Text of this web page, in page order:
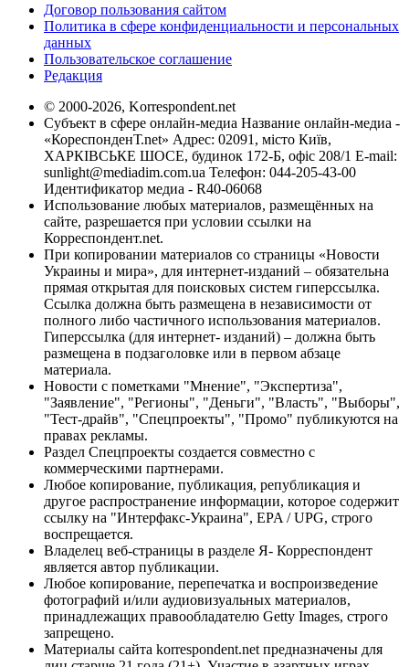
Договор пользования сайтом
Политика в сфере конфиденциальности и персональных
данных
Пользовательское соглашение
Редакция
© 2000-2026, Korrespondent.net
Субъект в сфере онлайн-медиа Название онлайн-медиа -
«КореспонденТ.net» Адрес: 02091, місто Київ,
ХАРКІВСЬКЕ ШОСЕ, будинок 172-Б, офіс 208/1 E-mail:
sunlight@mediadim.com.ua Телефон: 044-205-43-00
Идентификатор медиа - R40-06068
Использование любых материалов, размещённых на
сайте, разрешается при условии ссылки на
Корреспондент.net.
При копировании материалов со страницы «Новости
Украины и мира», для интернет-изданий – обязательна
прямая открытая для поисковых систем гиперссылка.
Ссылка должна быть размещена в независимости от
полного либо частичного использования материалов.
Гиперссылка (для интернет- изданий) – должна быть
размещена в подзаголовке или в первом абзаце
материала.
Новости с пометками "Мнение", "Экспертиза",
"Заявление", "Регионы", "Деньги", "Власть", "Выборы",
"Тест-драйв", "Спецпроекты", "Промо" публикуются на
правах рекламы.
Раздел Спецпроекты создается совместно с
коммерческими партнерами.
Любое копирование, публикация, републикация и
другое распространение информации, которое содержит
ссылку на "Интерфакс-Украина", EPA / UPG, строго
воспрещается.
Владелец веб-страницы в разделе Я- Корреспондент
является автор публикации.
Любое копирование, перепечатка и воспроизведение
фотографий и/или аудиовизуальных материалов,
принадлежащих правообладателю Getty Images, строго
запрещено.
Материалы сайта korrespondent.net предназначены для